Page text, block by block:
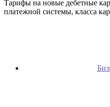
Тарифы на новые дебетные
платежной системы, класса